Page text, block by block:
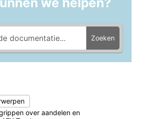
Zoeken
over aandelen en